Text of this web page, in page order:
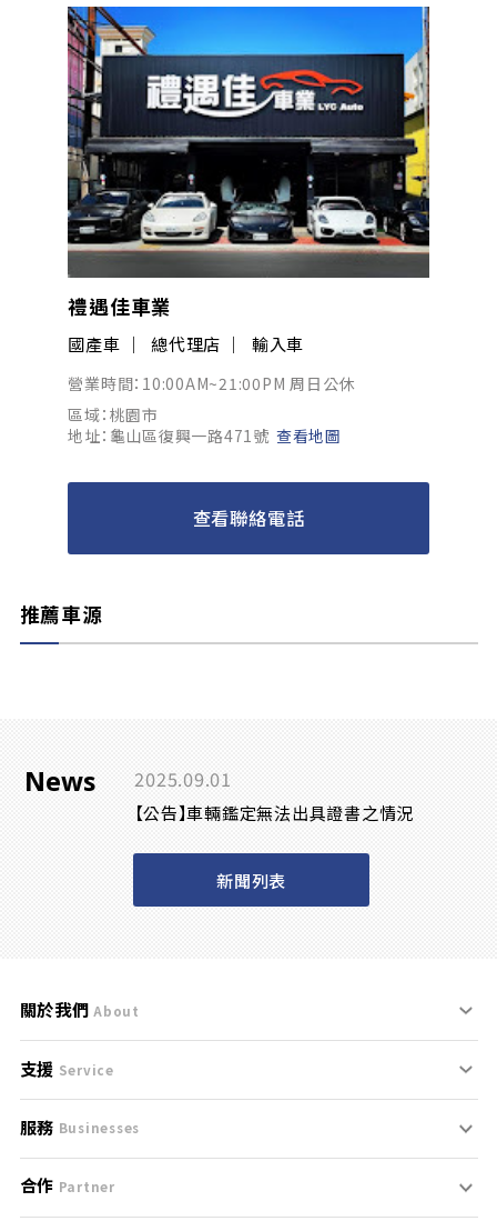
禮遇佳車業
國產車 總代理店 輸入車
營業時間：10:00AM~21:00PM 周日公休
區域：桃園市
地址：龜山區復興一路471號 查看地圖
查看聯絡電話
推薦車源
News 2025.09.01
【公告】車輛鑑定無法出具證書之情況
新聞列表
關於我們 About
刊登規範
服務條款
免責聲明
支援 Service
支援中心
聯絡我們
服務 Businesses
什麼是Goo鑑定？
合作 Partner